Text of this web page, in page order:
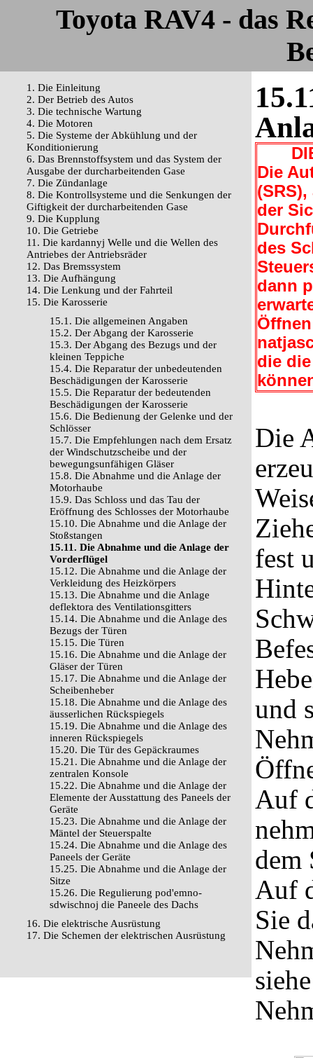
Toyota RAV4 - das
1. Die Einleitung
2. Der Betrieb des Autos
3. Die technische Wartung
4. Die Motoren
5. Die Systeme der Abkühlung und der
Konditionierung
6. Das Brennstoffsystem und das System der
Ausgabe der durcharbeitenden Gase
7. Die Zündanlage
8. Die Kontrollsysteme und die Senkungen der
Giftigkeit der durcharbeitenden Gase
9. Die Kupplung
10. Die Getriebe
11. Die kardannyj Welle und die Wellen des
Antriebes der Antriebsräder
12. Das Bremssystem
13. Die Aufhängung
14. Die Lenkung und der Fahrteil
15. Die Karosserie
15.1. Die allgemeinen Angaben
15.2. Der Abgang der Karosserie
15.3. Der Abgang des Bezugs und der
kleinen Teppiche
15.4. Die Reparatur der unbedeutenden
Beschädigungen der Karosserie
15.5. Die Reparatur der bedeutenden
Beschädigungen der Karosserie
15.6. Die Bedienung der Gelenke und der
Schlösser
15.7. Die Empfehlungen nach dem Ersatz
der Windschutzscheibe und der
bewegungsunfähigen Gläser
15.8. Die Abnahme und die Anlage der
Motorhaube
15.9. Das Schloss und das Tau der
Eröffnung des Schlosses der Motorhaube
15.10. Die Abnahme und die Anlage der
Stoßstangen
15.11. Die Abnahme und die Anlage der
Vorderflügel
15.12. Die Abnahme und die Anlage der
Verkleidung des Heizkörpers
15.13. Die Abnahme und die Anlage
deflektora des Ventilationsgitters
15.14. Die Abnahme und die Anlage des
Bezugs der Türen
15.15. Die Türen
15.16. Die Abnahme und die Anlage der
Gläser der Türen
15.17. Die Abnahme und die Anlage der
Scheibenheber
15.18. Die Abnahme und die Anlage des
äusserlichen Rückspiegels
15.19. Die Abnahme und die Anlage des
inneren Rückspiegels
15.20. Die Tür des Gepäckraumes
15.21. Die Abnahme und die Anlage der
zentralen Konsole
15.22. Die Abnahme und die Anlage der
Elemente der Ausstattung des Paneels der
Geräte
15.23. Die Abnahme und die Anlage der
Mäntel der Steuerspalte
15.24. Die Abnahme und die Anlage des
Paneels der Geräte
15.25. Die Abnahme und die Anlage der
Sitze
15.26. Die Regulierung pod'emno-
sdwischnoj die Paneele des Dachs
16. Die elektrische Ausrüstung
17. Die Schemen der elektrischen Ausrüstung
DIE
Die
der
des
dann
die
Die
fest
und
Auf
dem
Auf
Sie